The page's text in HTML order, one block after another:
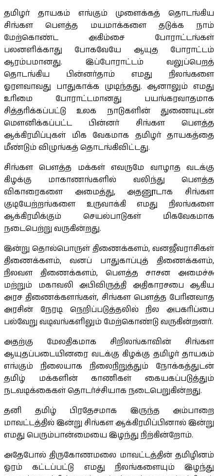
தமிழர் தாயகம் எங்கும் முளைக்கத் தொடங்கிய
சிங்கள பெளத்த மயமாக்களை தடுக்க நாம்
மேற்கொண்ட அகிம்சை போராட்டங்கள்
பலனளிக்காது போகவேயே ஆயுத போராட்டம்
ஆரம்பமானது. இப்போராட்டம் வலுப்பெறத்
தொடங்கிய பின்னர்தாம் எமது நிலங்களை
ஓரளவாவது பாதுகாக்க முடிந்தது. ஆனாலும் எமது
உரிமை போராட்டமானது பயங்கரவாதமாக
சித்தரிக்கப்பட்டு உலக நாடுகளின் துணையுடன்
மெளனிக்கப்பட்ட பின்னர் சிங்கள பெளத்த
ஆக்கிரமிப்புகள் மிக வேகமாக தமிழர் தாயகத்தை
மீண்டும் விழுங்கத் தொடங்கிவிட்டது.
சிங்கள பெளத்த மக்கள் எவருமே வாழாத வடக்கு
கிழக்கு மாகாணங்களில் வலிந்து பெளத்த
விகாரைகளை அமைத்து, அதனூடாக சிங்கள
குடியேற்றங்களை உருவாக்கி எமது நிலங்களை
ஆக்கிரமிக்கும் செயல்பாடுகள் மிகவேகமாக
நடைபெற்று வருகின்றது.
இன்று தொல்பொருள் திணைக்களம், வனஜீவராசிகள்
திணைக்களம், வனப் பாதுகாப்புத் திணைக்களம்,
நிலவள திணைக்களம், பௌத்த சாசன அமைச்சு
மற்றும் மகாவலி அபிவிருத்தி அதிகாரசபை ஆகிய
அரச திணைக்களங்கள், சிங்கள பௌத்த பேரினவாத
அரசின் நேரடி நெறிப்படுத்தலில் நில அபகரிப்பை
பல்வேறு வடிவங்களிலும் மேற்கொண்டு வருகின்றனர்.
அதற்கு மேலதிகமாக சிறிலங்காவின் சிங்கள
ஆயுதப்படையினரை வடக்கு கிழக்கு தமிழர் தாயகம்
எங்கும் நிலையாக நிலைநிறுத்தும் நோக்கத்துடன்
தமிழ் மக்களின் காணிகள் கையகப்படுத்தும்
நடவடிக்கைகள் தொடர்ச்சியாக நடைபெறுகின்றது.
தனி தமிழ் பிரதேசமாக இருந்த அம்பாறை
மாவட்டத்தில் இன்று சிங்கள ஆக்கிரமிப்பினால் இன்று
எமது பெரும்பான்மையை இழந்து நிற்கின்றோம்.
அதேபோல் திருகோணமலை மாவட்டத்தின் தமிழினம்
ஓரம் கட்டப்பட்டு எமது நிலங்களையும் இழந்து